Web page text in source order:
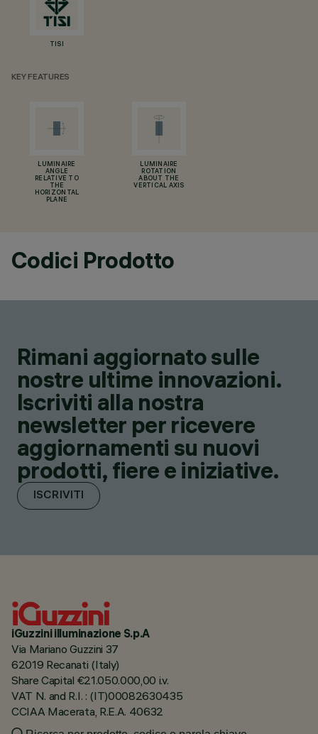
TISI
KEY FEATURES
LUMINAIRE
ANGLE
RELATIVE TO
THE
HORIZONTAL
PLANE
LUMINAIRE
ROTATION
ABOUT THE
VERTICAL AXIS
Codici Prodotto
Rimani aggiornato sulle
nostre ultime innovazioni.
Iscriviti alla nostra
newsletter per ricevere
aggiornamenti su nuovi
prodotti, fiere e iniziative.
ISCRIVITI
iGuzzini illuminazione S.p.A
Via Mariano Guzzini 37
62019 Recanati (Italy)
Share Capital €21.050.000,00 i.v.
VAT N. and R.I. : (IT)00082630435
CCIAA Macerata, R.E.A. 40632